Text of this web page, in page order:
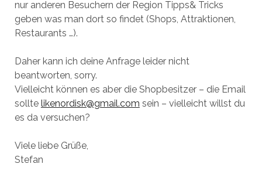
nur anderen Besuchern der Region Tipps& Tricks
geben was man dort so findet (Shops, Attraktionen,
Restaurants …).
Daher kann ich deine Anfrage leider nicht
beantworten, sorry.
Vielleicht können es aber die Shopbesitzer – die Email
sollte likenordisk@gmail.com sein – vielleicht willst du
es da versuchen?
Viele liebe Grüße,
Stefan